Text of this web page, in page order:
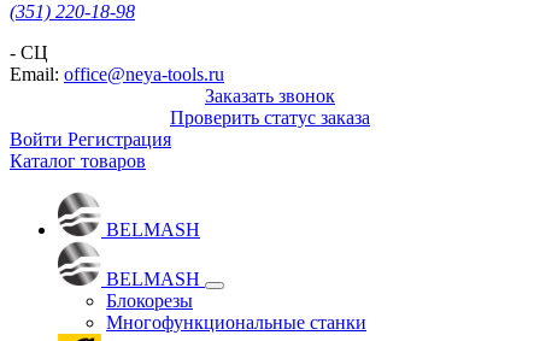
(351) 220-18-98
- СЦ
Email: office@neya-tools.ru
Заказать звонок
Проверить статус заказа
Войти Регистрация
Каталог товаров
BELMASH
BELMASH
Блокорезы
Многофункциональные станки